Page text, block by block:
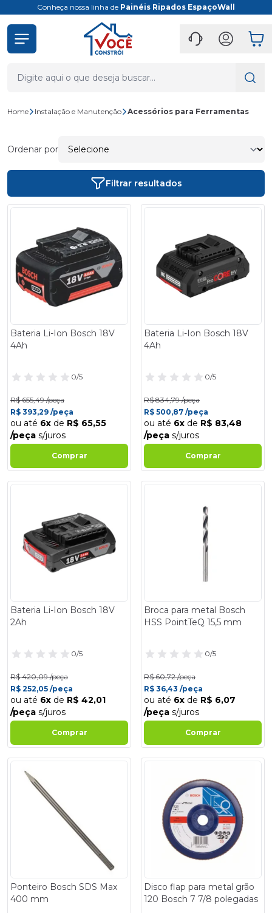
Conheça nossa linha de Painéis Ripados EspaçoWall
Home Instalação e Manutenção Acessórios para Ferramentas
Ordenar por
Filtrar resultados
Bateria Li-Ion Bosch 18V
4Ah
0/5
R$ 655,49 /peça
R$ 393,29 /peça
ou até 6x de R$ 65,55
/peça s/juros
Comprar
Bateria Li-Ion Bosch 18V
4Ah
0/5
R$ 834,79 /peça
R$ 500,87 /peça
ou até 6x de R$ 83,48
/peça s/juros
Comprar
Bateria Li-Ion Bosch 18V
2Ah
0/5
R$ 420,09 /peça
R$ 252,05 /peça
ou até 6x de R$ 42,01
/peça s/juros
Comprar
Broca para metal Bosch
HSS PointTeQ 15,5 mm
0/5
R$ 60,72 /peça
R$ 36,43 /peça
ou até 6x de R$ 6,07
/peça s/juros
Comprar
Ponteiro Bosch SDS Max
400 mm
Disco flap para metal grão
120 Bosch 7 7/8 polegadas